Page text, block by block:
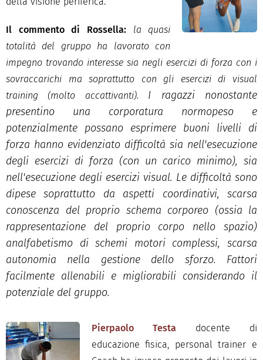
Il commento di Rossella: la quasi
totalità del gruppo ha lavorato con
impegno trovando interesse sia negli esercizi di forza con i
sovraccarichi ma soprattutto con gli esercizi di visual
training (molto accattivanti). I ragazzi nonostante
presentino una corporatura normopeso e
potenzialmente possano esprimere buoni livelli di
forza hanno evidenziato difficoltà sia nell'esecuzione
degli esercizi di forza (con un carico minimo), sia
nell'esecuzione degli esercizi visual. Le difficoltà sono
dipese soprattutto da aspetti coordinativi, scarsa
conoscenza del proprio schema corporeo (ossia la
rappresentazione del proprio corpo nello spazio)
analfabetismo di schemi motori complessi, scarsa
autonomia nella gestione dello sforzo. Fattori
facilmente allenabili e migliorabili considerando il
potenziale del gruppo.
Pierpaolo Testa docente di
educazione fisica, personal trainer e